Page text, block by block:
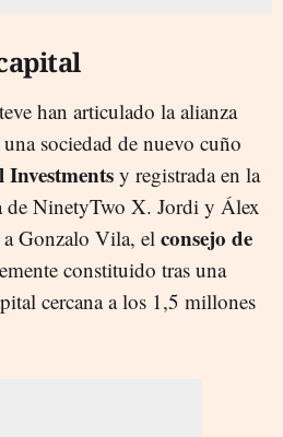
han articulado la alianza
sociedad de nuevo cuño
y registrada en la
de NinetyTwo X. Jordi y Álex
Gonzalo Vila, el consejo de
constituido tras una
cercana a los 1,5 millones